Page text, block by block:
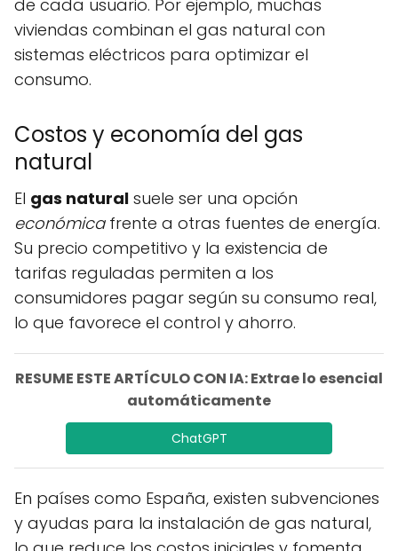
de cada usuario. Por ejemplo, muchas
viviendas combinan el gas natural con
sistemas eléctricos para optimizar el
consumo.
Costos y economía del gas
natural
El gas natural suele ser una opción
económicafrente a otras fuentes de energía.
Su precio competitivo y la existencia de
tarifas reguladas permiten a los
consumidores pagar según su consumo real,
lo que favorece el control y ahorro.
RESUME ESTE ARTÍCULO CON IA: Extrae lo esencial
automáticamente
ChatGPT
En países como España, existen subvenciones
y ayudas para la instalación de gas natural,